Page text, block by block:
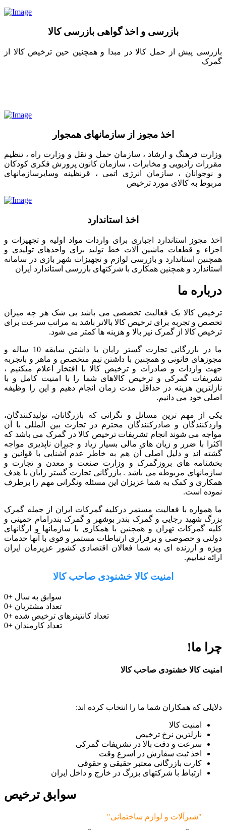
بازرسی و اخذ گواهی بازرسی کالا
بازرسی پیش از حمل کالا در مبدا و همچنین حین ترخیص کالا از
گمرک
اخذ مجوز از سازمانهای همجوار
وزارت فرهنگ و ارشاد ، سازمان حمل و نقل و وزارت راه ، تنظیم
مقررات رادیویی و مخابرات ، سازمان کانون پرورش فکری کودکان
و نوجوانان ، سازمان انرژی اتمی ، قرنظینه وسایرسازمانهای
مربوط به کالای مورد ترخیص
اخذ استاندارد
اخذ مجوز استاندارد اجباری برای واردات مواد اولیه و تجهیزات و
اجزاء و قطعات ماشین آلات خط تولید برای واحدهای تولیدی و
همچنین استاندارد و بازرسی لوازم و تجهیزات شهر بازی در سامانه
استاندارد و همچنین همکاری با شرکتهای بازرسی استاندارد ایران
درباره ما
ترخیص کالا یک فعالیت تخصصی می باشد بی شک هر چه میزان
تخصص و تجربه برای ترخیص کالا بالاتر باشد به مراتب سرعت برای
ترخیص کالا از گمرک نیز بالا و هزینه ها کمتر می شود.
ما در بازرگانی تجارت گستر رایان با داشتن سابقه 10 ساله و
مجوزهای قانونی و همچنین با داشتن تیم متخصص و ماهر و باتجربه
جهت واردات و صادرات و ترخیص کالا با افتخار اعلام میکنیم ،
تشریفات گمرکی و ترخیص کالاهای شما را با امنیت کامل و با
نازلترین هزینه در حداقل مدت زمان انجام دهیم و این را وظیفه
اصلی خود می دانیم.
یکی از مهم ترین مسائل و نگرانی که بازرگانان، تولیدکنندگان،
واردکنندگان و صادرکنندگان محترم در تجارت بین المللی با آن
مواجه می شوند انجام تشریفات ترخیص کالا در گمرک می باشد که
اکثرا با ضرر و زیان های مالی بسیار زیاد و جبران ناپذیری مواجه
گشته اند و دلیل اصلی آن هم به خاطر عدم آشنایی با قوانین و
بخشنامه های بروزگمرک و وزارت صنعت و معدن و تجارت و
سازمانهای مربوطه می باشد . بازرگانی تجارت گستر رایان با هدف
همکاری و کمک به شما عزیزان این مسئله ونگرانی مهم را برطرف
نموده است.
ما همواره با فعالیت مستمر درکلیه گمرکات ایران از جمله گمرک
بزرگ شهید رجایی و گمرک بندر بوشهر و گمرک بندرامام خمینی و
کلیه گمرکات تهران و همچنین با همکاری با سازمانها و ارگانهای
دولتی و خصوصی و برقراری ارتباطات مستمر و قوی با آنها خدمات
ویژه و ارزنده ای به شما فعالان اقتصادی کشور عزیزمان ایران
ارائه نماییم.
امنیت کالا خشنودی صاحب کالا
0+ سوابق به سال
0+ تعداد مشتریان
0+ تعداد کانتینرهای ترخیص شده
0+ تعداد کارمندان
چرا ما!
امنیت کالا خشنودی صاحب کالا
دلایلی که همکاران شما ما را انتخاب کرده اند:
امنیت کالا
نازلترین نرخ ترخیص
سرعت و دقت بالا در تشریفات گمرکی
اخذ ثبت سفارش در اسرع وقت
کارت بازرگانی معتبر حقیقی و حقوقی
ارتباط با شرکتهای بزرگ در خارج و داخل ایران
سوابق ترخیص
"شیرآلات و لوازم ساختمانی"